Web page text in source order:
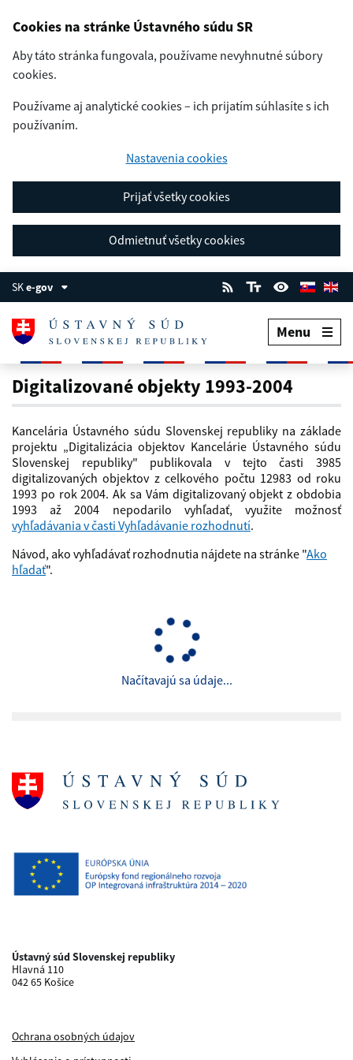
Cookies na stránke Ústavného súdu SR
Aby táto stránka fungovala, používame nevyhnutné súbory
cookies.
Používame aj analytické cookies – ich prijatím súhlasíte s ich
používaním.
Nastavenia cookies
Prijať všetky cookies
Odmietnuť všetky cookies
SKe-gov
Menu
Digitalizované objekty 1993-
Digitalizované objekty 1993-2004
Kancelária Ústavného súdu Slovenskej republiky na základe
projektu „Digitalizácia objektov Kancelárie Ústavného súdu
Slovenskej republiky" publikovala v tejto časti 3985
digitalizovaných objektov z celkového počtu 12983 od roku
1993 po rok 2004. Ak sa Vám digitalizovaný objekt z obdobia
1993 až 2004 nepodarilo vyhľadať, využite možnosť
vyhľadávania v časti Vyhľadávanie rozhodnutí.
Návod, ako vyhľadávať rozhodnutia nájdete na stránke "Ako
hľadať".
Načítavajú sa údaje...
Ústavný súd Slovenskej republiky
Hlavná 110
042 65 Košice
Ochrana osobných údajov